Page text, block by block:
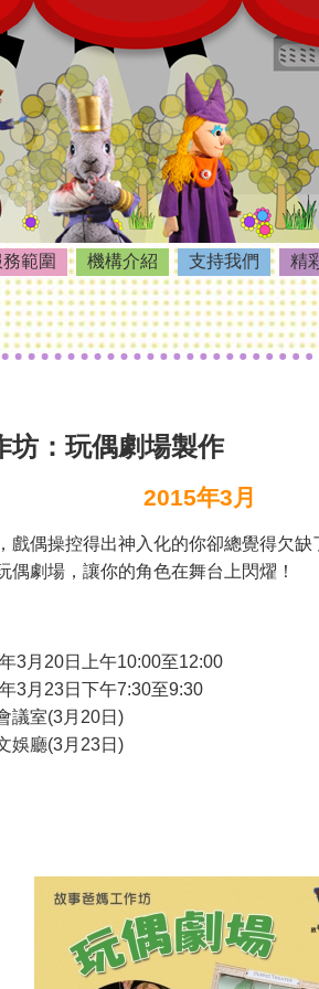
務範圍 機構介紹 支持我們 精
坊：玩偶劇場製作
2015年3月
戲偶操控得出神入化的你卻總覺得欠
偶劇場，讓你的角色在舞台上閃燿！
3月20日上午10:00至12:00
日下午7:30至9:30
議室(3月20日)
廳(3月23日)